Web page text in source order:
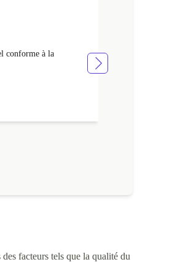
conforme à la
facteurs tels que la qualité du